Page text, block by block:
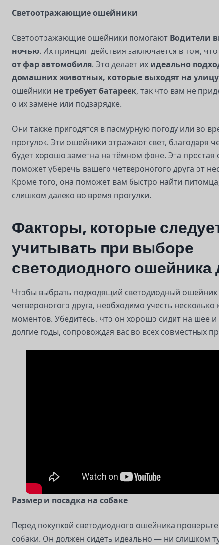
Светоотражающие ошейники
Светоотражающие ошейники помогают Водители
ночью. Их принцип действия заключается в том, что
от фар автомобиля. Это делает их идеально
домашних животных, которые выходят на
ошейники не требует батареек, так что вам не
о их замене или подзарядке.
Они также пригодятся в пасмурную погоду или во
прогулок. Эти ошейники отражают свет, благодаря
будет хорошо заметна на тёмном фоне. Эта простая
поможет уберечь вашего четвероногого друга от
Кроме того, она поможет вам быстро найти
слишком далеко во время прогулки.
Факторы, которые
учитывать при выборе
светодиодного ошейника
Чтобы выбрать подходящий светодиодный ошейник
четвероногого друга, необходимо учесть
моментов. Убедитесь, что он хорошо сидит на шее
долгие годы, сопровождая вас во всех совместных
Размер и посадка на собаке
Перед покупкой светодиодного ошейника
собаки. Он должен сидеть идеально — ни слишком